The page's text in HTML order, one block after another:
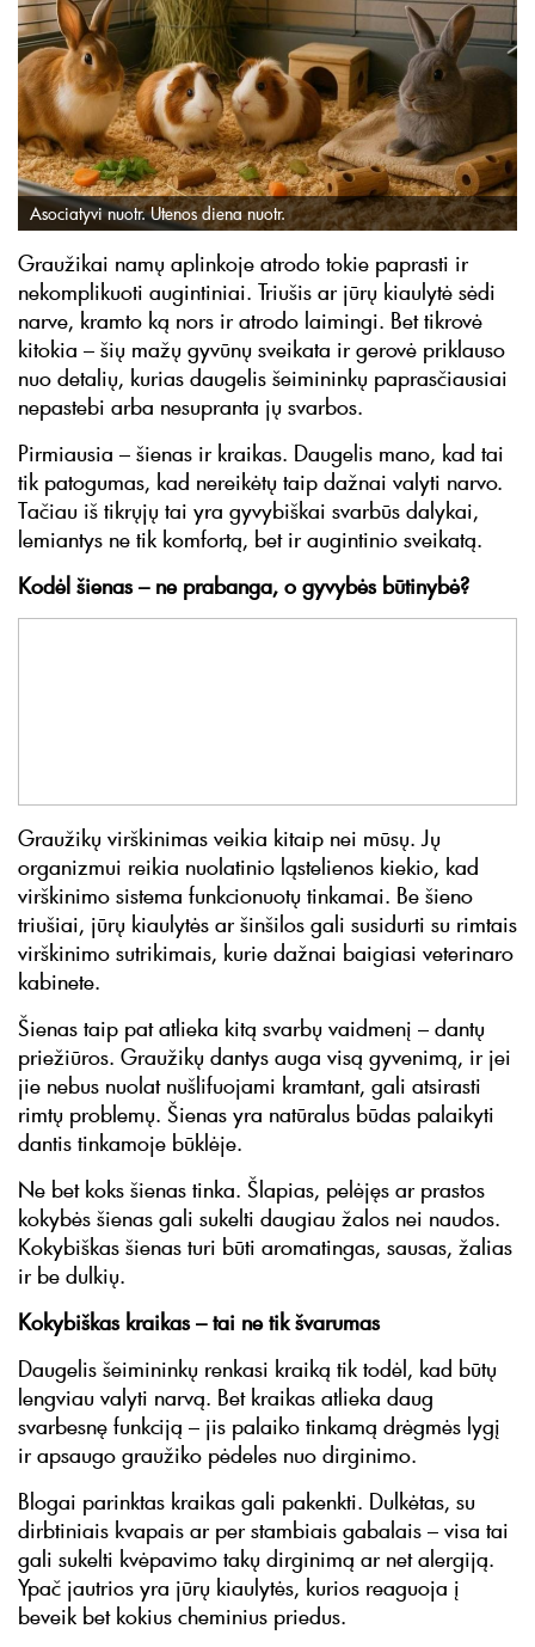
Asociatyvi nuotr. Utenos diena nuotr.
Graužikai namų aplinkoje atrodo tokie paprasti ir
nekomplikuoti augintiniai. Triušis ar jūrų kiaulytė sėdi
narve, kramto ką nors ir atrodo laimingi. Bet tikrovė
kitokia – šių mažų gyvūnų sveikata ir gerovė priklauso
nuo detalių, kurias daugelis šeimininkų paprasčiausiai
nepastebi arba nesupranta jų svarbos.
Pirmiausia – šienas ir kraikas. Daugelis mano, kad tai
tik patogumas, kad nereikėtų taip dažnai valyti narvo.
Tačiau iš tikrųjų tai yra gyvybiškai svarbūs dalykai,
lemiantys ne tik komfortą, bet ir augintinio sveikatą.
Kodėl šienas – ne prabanga, o gyvybės būtinybė?
Graužikų virškinimas veikia kitaip nei mūsų. Jų
organizmui reikia nuolatinio ląstelienos kiekio, kad
virškinimo sistema funkcionuotų tinkamai. Be šieno
triušiai, jūrų kiaulytės ar šinšilos gali susidurti su rimtais
virškinimo sutrikimais, kurie dažnai baigiasi veterinaro
kabinete.
Šienas taip pat atlieka kitą svarbų vaidmenį – dantų
priežiūros. Graužikų dantys auga visą gyvenimą, ir jei
jie nebus nuolat nušlifuojami kramtant, gali atsirasti
rimtų problemų. Šienas yra natūralus būdas palaikyti
dantis tinkamoje būklėje.
Ne bet koks šienas tinka. Šlapias, pelėjęs ar prastos
kokybės šienas gali sukelti daugiau žalos nei naudos.
Kokybiškas šienas turi būti aromatingas, sausas, žalias
ir be dulkių.
Kokybiškas kraikas – tai ne tik švarumas
Daugelis šeimininkų renkasi kraiką tik todėl, kad būtų
lengviau valyti narvą. Bet kraikas atlieka daug
svarbesnę funkciją – jis palaiko tinkamą drėgmės lygį
ir apsaugo graužiko pėdeles nuo dirginimo.
Blogai parinktas kraikas gali pakenkti. Dulkėtas, su
dirbtiniais kvapais ar per stambiais gabalais – visa tai
gali sukelti kvėpavimo takų dirginimą ar net alergiją.
Ypač jautrios yra jūrų kiaulytės, kurios reaguoja į
beveik bet kokius cheminius priedus.